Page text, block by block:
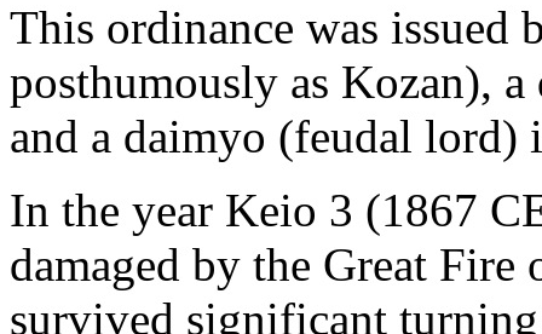
This ordinance was issued
posthumously as Kozan), a
and a daimyo (feudal lord)
In the year Keio 3 (1867
damaged by the Great
survived significant